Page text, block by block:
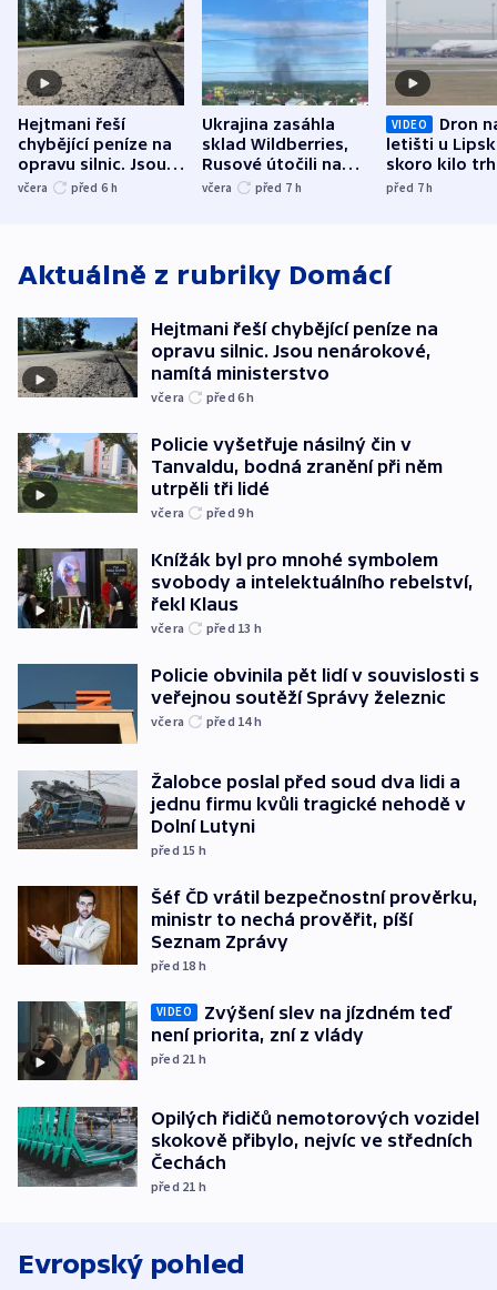
Hejtmani řeší
chybějící peníze na
opravu silnic. Jsou
nenárokové, namítá
včera před 6 h
Ukrajina zasáhla
sklad Wildberries,
Rusové útočili na
trh, hasiče či
včera před 7 h
VIDEO
Dron
letišti u
skoro kilo
indicie
před 7h
Aktuálně z rubriky Domácí
Hejtmani řeší chybějící peníze na
opravu silnic. Jsou nenárokové,
namítá ministerstvo
včera před 6h
Policie vyšetřuje násilný čin v
Tanvaldu, bodná zranění při něm
utrpěli tři lidé
včera před 9h
Knížák byl pro mnohé symbolem
svobody a intelektuálního rebelství,
řekl Klaus
včera před 13 h
Policie obvinila pět lidí v souvislosti s
veřejnou soutěží Správy železnic
včera před 14h
Žalobce poslal před soud dva lidi a
jednu firmu kvůli tragické nehodě v
Dolní Lutyni
před 15 h
Šéf ČD vrátil bezpečnostní prověrku,
ministr to nechá prověřit, píší
Seznam Zprávy
před 18 h
VIDEO
Zvýšení slev na jízdném teď
není priorita, zní z vlády
před 21 h
Opilých řidičů nemotorových vozidel
skokově přibylo, nejvíc ve středních
Čechách
před 21 h
Evropský pohled